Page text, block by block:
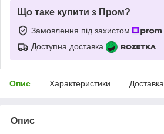
Що таке купити з Пром?
Замовлення під захистом
Доступна доставка
Опис Характеристики Доставка
Опис